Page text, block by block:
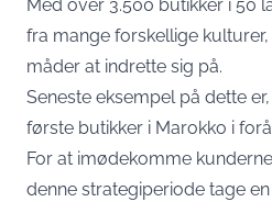
Med over 3.500 butikker i 50
fra mange forskellige
måder at indrette sig på.
Seneste eksempel på dette
første butikker i Marokko i
For at imødekomme
denne strategiperiode tage